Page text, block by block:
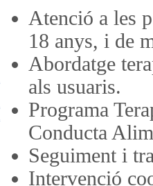
Atenció a les
18 anys, i de
Abordatge
als usuaris.
Programa
Conducta
Seguiment i
Intervenció